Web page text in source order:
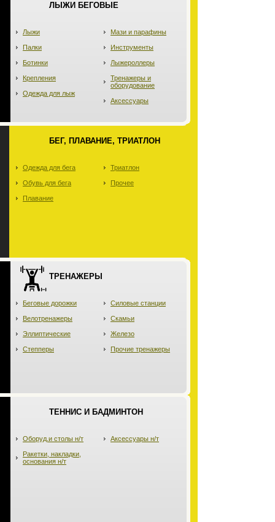
ЛЫЖИ БЕГОВЫЕ
Лыжи
Палки
Ботинки
Крепления
Одежда для лыж
Мази и парафины
Инструменты
Лыжероллеры
Тренажеры и
оборудование
Аксессуары
БЕГ, ПЛАВАНИЕ, ТРИАТЛОН
Одежда для бега
Обувь для бега
Плавание
Триатлон
Прочее
ТРЕНАЖЕРЫ
Беговые дорожки
Велотренажеры
Эллиптические
Степперы
Силовые станции
Скамьи
Железо
Прочие тренажеры
ТЕННИС И БАДМИНТОН
Оборуд.и столы н/т
Ракетки, накладки,
основания н/т
Аксессуары н/т